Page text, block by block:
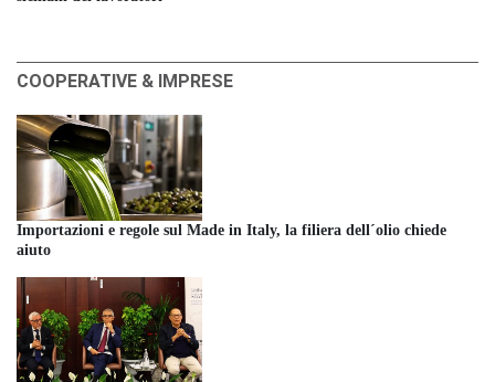
COOPERATIVE & IMPRESE
Importazioni e regole sul Made in Italy, la filiera dell´olio chiede
aiuto